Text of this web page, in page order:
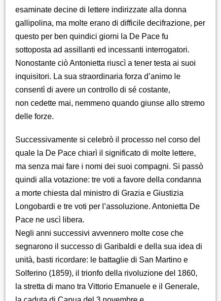
esaminate decine di lettere indirizzate alla donna
gallipolina, ma molte erano di difficile decifrazione, per
questo per ben quindici giorni la De Pace fu
sottoposta ad assillanti ed incessanti interrogatori.
Nonostante ciò Antonietta riuscì a tener testa ai suoi
inquisitori. La sua straordinaria forza d’animo le
consentì di avere un controllo di sé costante,
non cedette mai, nemmeno quando giunse allo stremo
delle forze.
Successivamente si celebrò il processo nel corso del
quale la De Pace chiarì il significato di molte lettere,
ma senza mai fare i nomi dei suoi compagni. Si passò
quindi alla votazione: tre voti a favore della condanna
a morte chiesta dal ministro di Grazia e Giustizia
Longobardi e tre voti per l’assoluzione. Antonietta De
Pace ne uscì libera.
Negli anni successivi avvennero molte cose che
segnarono il successo di Garibaldi e della sua idea di
unità, basti ricordare: le battaglie di San Martino e
Solferino (1859), il trionfo della rivoluzione del 1860,
la stretta di mano tra Vittorio Emanuele e il Generale,